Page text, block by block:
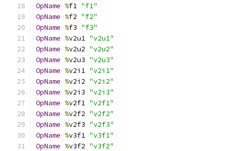
OpName %f1 "f1"
OpName %f2 "f2"
OpName %f3 "f3"
OpName %v2u1 "v2u1"
OpName %v2u2 "v2u2"
OpName %v2u3 "v2u3"
OpName %v2i1 "v2i1"
OpName %v2i2 "v2i2"
OpName %v2i3 "v2i3"
OpName %v2f1 "v2f1"
OpName %v2f2 "v2f2"
OpName %v2f3 "v2f3"
OpName %v3f1 "v3f1"
OpName %v3f2 "v3f2"